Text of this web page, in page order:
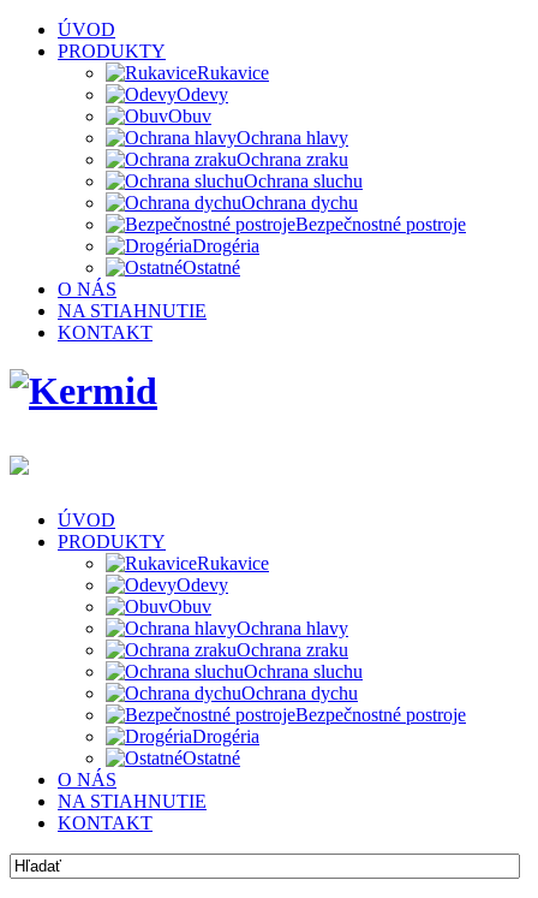
ÚVOD
PRODUKTY
Rukavice
Odevy
Obuv
Ochrana hlavy
Ochrana zraku
Ochrana sluchu
Ochrana dychu
Bezpečnostné postroje
Drogéria
Ostatné
O NÁS
NA STIAHNUTIE
KONTAKT
ÚVOD
PRODUKTY
Rukavice
Odevy
Obuv
Ochrana hlavy
Ochrana zraku
Ochrana sluchu
Ochrana dychu
Bezpečnostné postroje
Drogéria
Ostatné
O NÁS
NA STIAHNUTIE
KONTAKT